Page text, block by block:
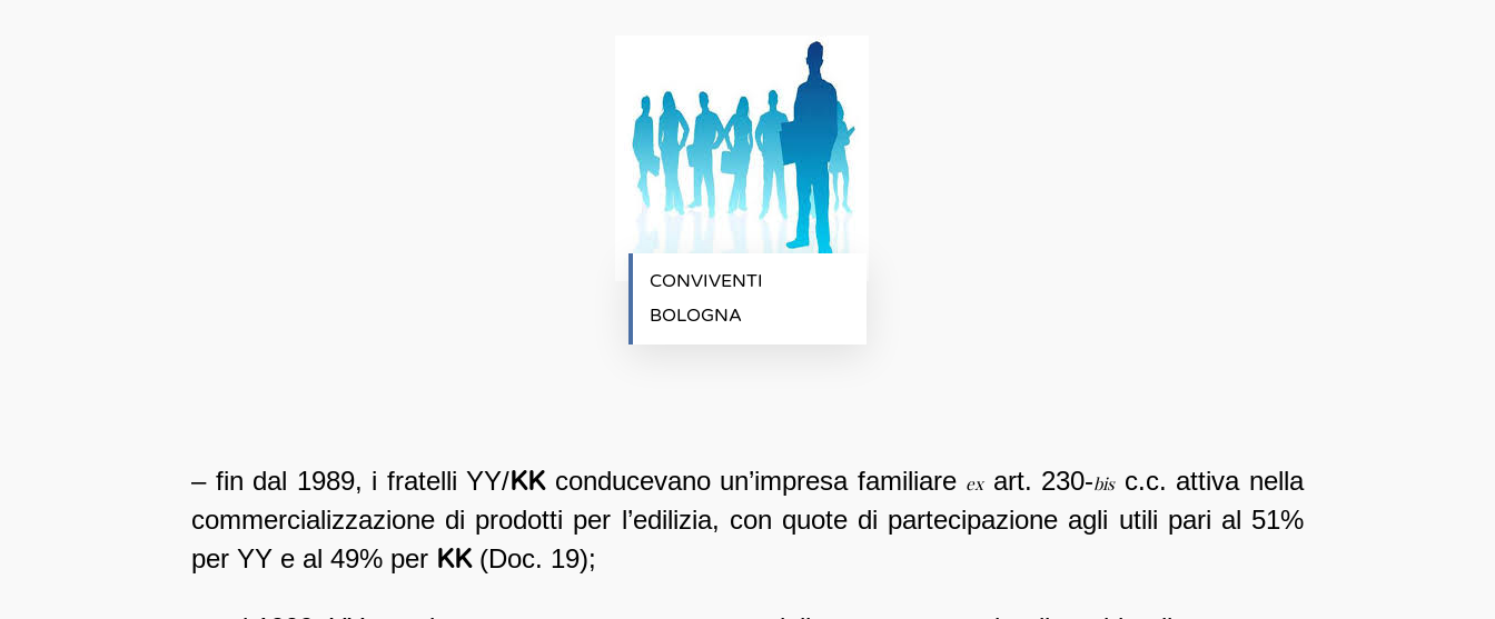
CONVIVENTI
BOLOGNA
– fin dal 1989, i fratelli YY/KKconducevano un’impresa familiare exart. 230-bisc.c. attiva nella
commercializzazione di prodotti per l’edilizia, con quote di partecipazione agli utili pari al 51%
per YY e al 49% per KK(Doc. 19);